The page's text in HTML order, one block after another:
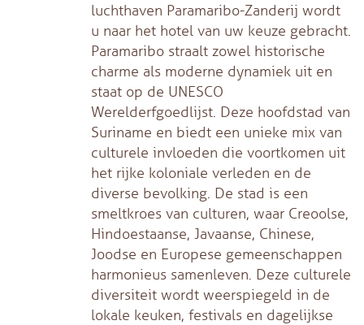
luchthaven Paramaribo-Zanderij wordt
u naar het hotel van uw keuze gebracht.
Paramaribo straalt zowel historische
charme als moderne dynamiek uit en
staat op de UNESCO
Werelderfgoedlijst. Deze hoofdstad van
Suriname en biedt een unieke mix van
culturele invloeden die voortkomen uit
het rijke koloniale verleden en de
diverse bevolking. De stad is een
smeltkroes van culturen, waar Creoolse,
Hindoestaanse, Javaanse, Chinese,
Joodse en Europese gemeenschappen
harmonieus samenleven. Deze culturele
diversiteit wordt weerspiegeld in de
lokale keuken, festivals en dagelijkse